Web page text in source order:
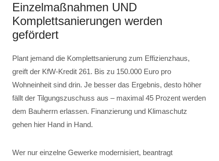
Einzelmaßnahmen UND
Komplettsanierungen werden
gefördert
Plant jemand die Komplettsanierung zum Effizienzhaus,
greift der KfW-Kredit 261. Bis zu 150.000 Euro pro
Wohneinheit sind drin. Je besser das Ergebnis, desto höher
fällt der Tilgungszuschuss aus – maximal 45 Prozent werden
dem Bauherrn erlassen. Finanzierung und Klimaschutz
gehen hier Hand in Hand.
Wer nur einzelne Gewerke modernisiert, beantragt